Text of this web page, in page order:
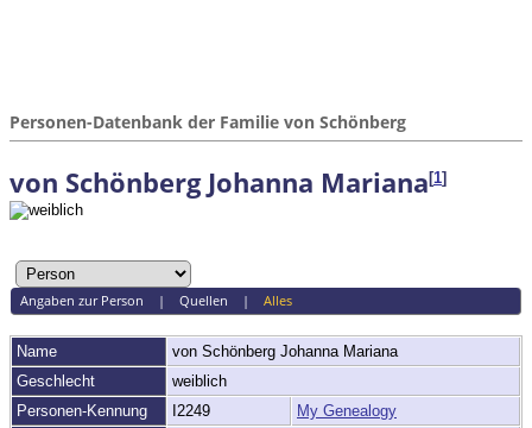
Personen-Datenbank der Familie von Schönberg
von Schönberg Johanna Mariana [1]
Angaben zur Person | Quellen | Alles
Name von Schönberg Johanna Mariana
Geschlecht
weiblich
Personen-Kennung
I2249
My Genealogy